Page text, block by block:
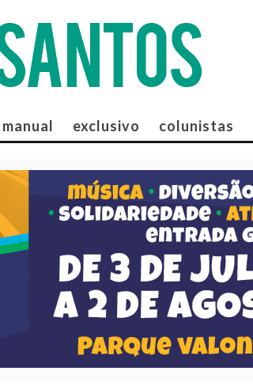
manual exclusivo colunistas